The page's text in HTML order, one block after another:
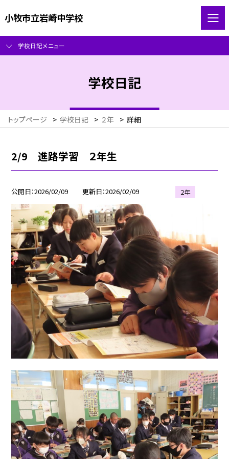
小牧市立岩崎中学校
学校日記メニュー
学校日記
トップページ > 学校日記 > ２年 > 詳細
2/9 進路学習 ２年生
公開日 2026/02/09 更新日 2026/02/09 ２年